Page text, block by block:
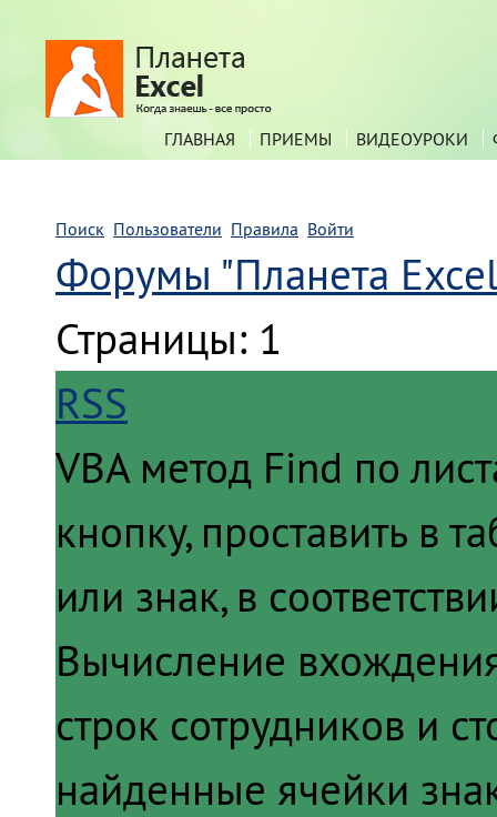
ГЛАВНАЯ ПРИЕМЫ ВИДЕОУРОКИ
Поиск Пользователи Правила Войти
Форумы "Планета
Страницы: 1
RSS
VBA метод Find по
кнопку, проставить в
или знак, в
Вычисление
строк сотрудников и
найденные ячейки